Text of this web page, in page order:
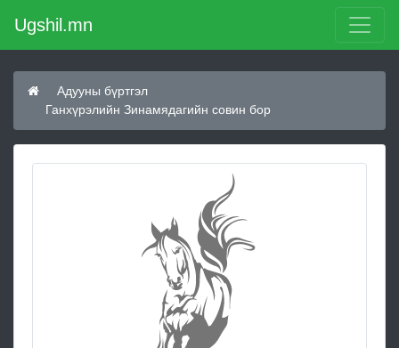
Ugshil.mn
Адууны бүртгэл
Ганхүрэлийн Зинамядагийн совин бор